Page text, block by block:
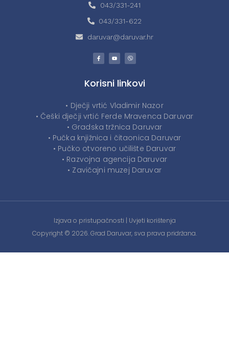
043/331-241
043/331-622
daruvar@daruvar.hr
Korisni linkovi
• Dječji vrtić Vladimir Nazor
• Češki dječji vrtić Ferde Mravenca Daruvar
• Gradska tržnica Daruvar
• Pučka knjižnica i čitaonica Daruvar
• Pučko otvoreno učilište Daruvar
• Razvojna agencija Daruvar
• Zavičajni muzej Daruvar
Izjava o pristupačnosti | Uvjeti korištenja
Copyright © 2026. Grad Daruvar, sva prava pridržana.